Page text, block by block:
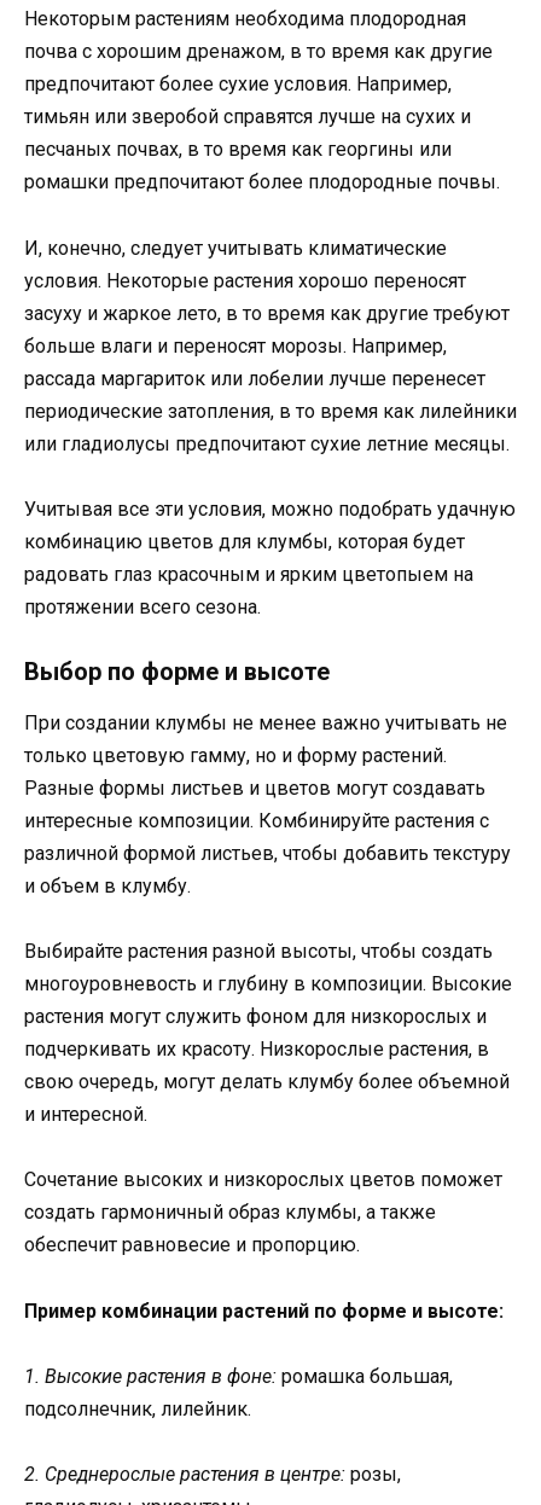
Некоторым растениям необходима плодородная
почва с хорошим дренажом, в то время как другие
предпочитают более сухие условия. Например,
тимьян или зверобой справятся лучше на сухих и
песчаных почвах, в то время как георгины или
ромашки предпочитают более плодородные почвы.
И, конечно, следует учитывать климатические
условия. Некоторые растения хорошо переносят
засуху и жаркое лето, в то время как другие требуют
больше влаги и переносят морозы. Например,
рассада маргариток или лобелии лучше перенесет
периодические затопления, в то время как лилейники
или гладиолусы предпочитают сухие летние месяцы.
Учитывая все эти условия, можно подобрать удачную
комбинацию цветов для клумбы, которая будет
радовать глаз красочным и ярким цветопыем на
протяжении всего сезона.
Выбор по форме и высоте
При создании клумбы не менее важно учитывать не
только цветовую гамму, но и форму растений.
Разные формы листьев и цветов могут создавать
интересные композиции. Комбинируйте растения с
различной формой листьев, чтобы добавить текстуру
и объем в клумбу.
Выбирайте растения разной высоты, чтобы создать
многоуровневость и глубину в композиции. Высокие
растения могут служить фоном для низкорослых и
подчеркивать их красоту. Низкорослые растения, в
свою очередь, могут делать клумбу более объемной
и интересной.
Сочетание высоких и низкорослых цветов поможет
создать гармоничный образ клумбы, а также
обеспечит равновесие и пропорцию.
Пример комбинации растений по форме и высоте:
1. Высокие растения в фоне: ромашка большая,
подсолнечник, лилейник.
2. Среднерослые растения в центре: розы,